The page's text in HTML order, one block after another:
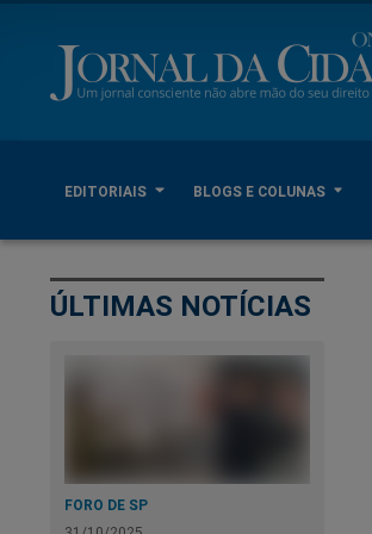
EDITORIAIS BLOGS E COLUNAS
ÚLTIMAS NOTÍCIAS
FORO DE SP